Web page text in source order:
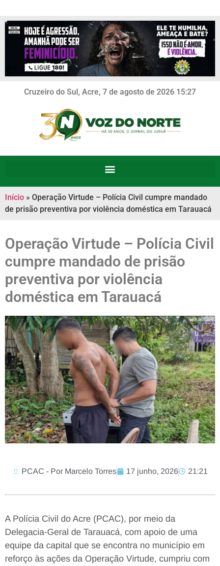
Cruzeiro do Sul, Acre, 7 de agosto de 2026 15:27
Início » Operação Virtude – Polícia Civil cumpre mandado
de prisão preventiva por violência doméstica em Tarauacá
Operação Virtude – Polícia Civil
cumpre mandado de prisão
preventiva por violência
doméstica em Tarauacá
PCAC - Por Marcelo Torres 17 junho, 2026 21:21
A Polícia Civil do Acre (PCAC), por meio da
Delegacia-Geral de Tarauacá, com apoio de uma
equipe da capital que se encontra no município em
reforço às ações da Operação Virtude, cumpriu com